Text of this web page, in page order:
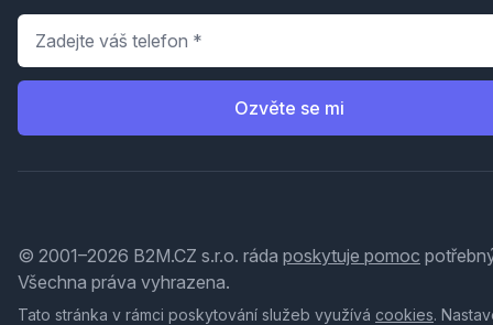
Telefon
Ozvěte se mi
© 2001–2026 B2M.CZ s.r.o. ráda poskytuje pomoc
Všechna práva vyhrazena.
Tato stránka v rámci poskytování služeb využívá cookies.